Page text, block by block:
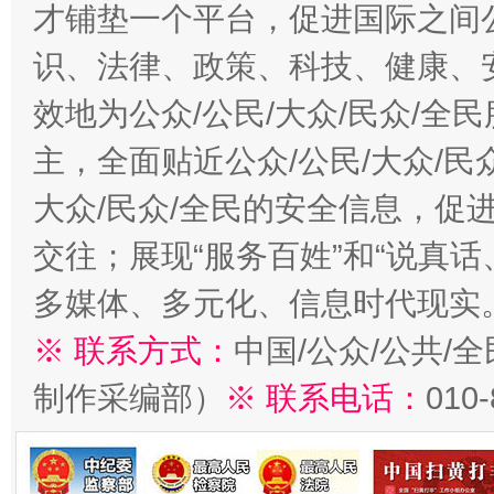
才铺垫一个平台，促进国际之
识、法律、政策、科技、健康
效地为公众/公民/大众/民众/全
主，全面贴近公众/公民/大众/民
大众/民众/全民的安全信息，促
交往；展现“服务百姓”和“说真
多媒体、多元化、信息时代现实
※ 联系方式： 中国/公众/公共/
制作采编部）
※ 联系电话：